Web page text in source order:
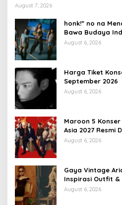
August 7, 2026
honk!” no na
Bawa Budaya
August 6, 2026
Harga Tiket
September 2026
August 6, 2026
Maroon 5
Asia 2027 Resmi
August 6, 2026
Gaya Vintage
Inspirasi Outfit &
August 6, 2026